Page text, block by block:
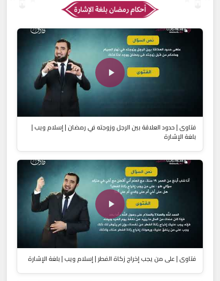
فتاوى | حدود العلاقة بين الرجل وزوجته في رمضان | إسلام ويب |
بلغة الإشارة
فتاوى | على من يجب إخراج زكاة الفطر | إسلام ويب | بلغة الإشارة